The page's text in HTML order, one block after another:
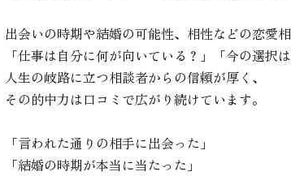
出会いの時期や結婚の可能性、相性などの恋愛相
「仕事は自分に何が向いている？」「今の選択
人生の岐路に立つ相談者からの信頼が厚く、
その的中力は口コミで広がり続けています。
「言われた通りの相手に出会った」
「結婚の時期が本当に当たった」